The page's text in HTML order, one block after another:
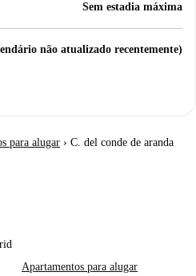
Sem estadia máxima
não atualizado recentemente)
para alugar › C. del conde de aranda
Apartamentos para alugar